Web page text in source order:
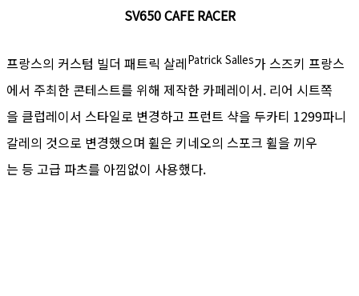
SV650 CAFE RACER
프랑스의 커스텀 빌더 패트릭 살레Patrick Salles가 스즈키 프랑스
에서 주최한 콘테스트를 위해 제작한 카페레이서. 리어 시트쪽
을 클럽레이서 스타일로 변경하고 프런트 샥을 두카티 1299파니
갈레의 것으로 변경했으며 휠은 키네오의 스포크 휠을 끼우
는 등 고급 파츠를 아낌없이 사용했다.